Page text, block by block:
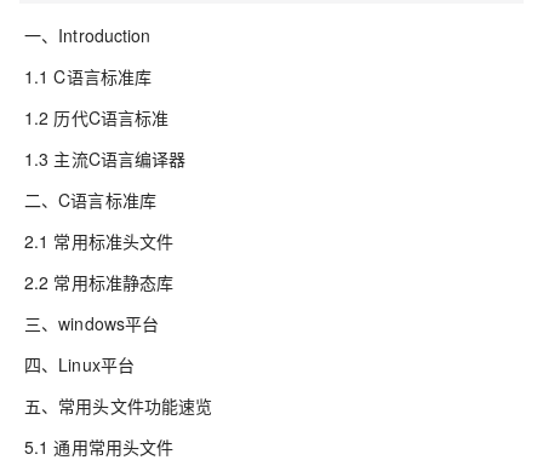
一、Introduction
1.1 C语言标准库
1.2 历代C语言标准
1.3 主流C语言编译器
二、C语言标准库
2.1 常用标准头文件
2.2 常用标准静态库
三、windows平台
四、Linux平台
五、常用头文件功能速览
5.1 通用常用头文件